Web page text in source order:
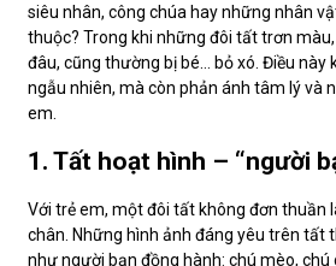
siêu nhân, công chúa hay những nhân
thuộc? Trong khi những đôi tất trơn
đâu, cũng thường bị bé… bỏ xó. Điều này
ngẫu nhiên, mà còn phản ánh tâm lý và
em.
1. Tất hoạt hình – “người
Với trẻ em, một đôi tất không đơn thuần
chân. Những hình ảnh đáng yêu trên tất
như người bạn đồng hành: chú mèo, chú